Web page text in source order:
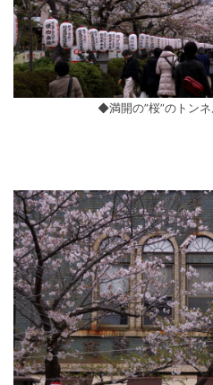
◆満開の”桜”のトンネ